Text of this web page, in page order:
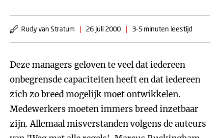
Rudy van Stratum | 26 juli 2000 | 3-5 minuten leestijd
Deze managers geloven te veel dat iedereen
onbegrensde capaciteiten heeft en dat iedereen
zich zo breed mogelijk moet ontwikkelen.
Medewerkers moeten immers breed inzetbaar
zijn. Allemaal misverstanden volgens de auteurs